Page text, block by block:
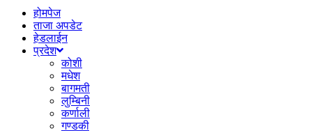
होमपेज
ताजा अपडेट
हेडलाईन
प्रदेश
कोशी
मधेश
बागमती
लुम्बिनी
कर्णाली
गण्डकी